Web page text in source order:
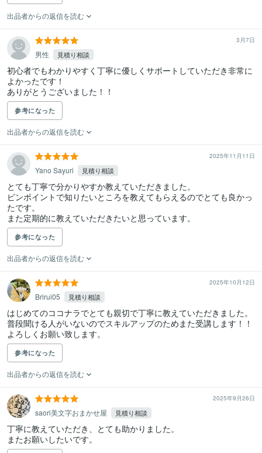
出品者からの返信を読む
3月7日
男性 見積り相談
初心者でもわかりやすく丁寧に優しくサポートしていただき非常に
よかったです！
ありがとうございました！！
参考になった
出品者からの返信を読む
2025年11月11日
Yano Sayuri 見積り相談
とても丁寧で分かりやすか教えていただきました。
ピンポイントで知りたいところを教えてもらえるのでとても良かっ
たです。
参考になった
出品者からの返信を読む
2025年10月12日
Brirui05 見積り相談
はじめてのココナラでとても親切で丁寧に教えていただきました。
普段聞ける人がいないのでスキルアップのためまた受講します！！
よろしくお願い致します。
参考になった
出品者からの返信を読む
2025年9月26日
saori美文字おまかせ屋 見積り相談
丁寧に教えていただき、とても助かりました。
またお願いしたいです。